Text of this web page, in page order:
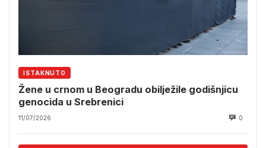
ISTAKNUTO
Žene u crnom u Beogradu obilježile godišnjicu
genocida u Srebrenici
11/07/2026 0